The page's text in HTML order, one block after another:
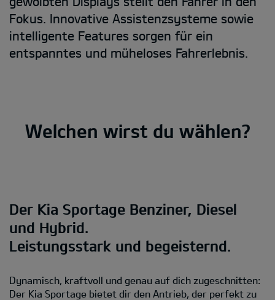
Fokus. Innovative Assistenzsysteme sowie
intelligente Features sorgen für ein
entspanntes und müheloses Fahrerlebnis.
Welchen wirst du wählen?
Der Kia Sportage Benziner, Diesel
und Hybrid.
Leistungsstark und begeisternd.
Dynamisch, kraftvoll und genau auf dich zugeschnitten:
Der Kia Sportage bietet dir den Antrieb, der perfekt zu